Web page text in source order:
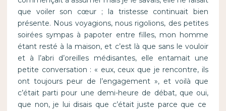
que voiler son cœur ; la tristesse continuait bien
présente. Nous voyagions, nous rigolions, des petites
soirées sympas à papoter entre filles, mon homme
étant resté à la maison, et c’est là que sans le vouloir
et à l’abri d’oreilles médisantes, elle entamait une
petite conversation : « eux, ceux que je rencontre, ils
ont toujours peur de l’engagement », et voilà que
c’était parti pour une demi-heure de débat, que oui,
que non, je lui disais que c’était juste parce que ce